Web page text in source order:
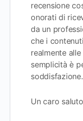
recensione
onorati di
da un
che i
realmente
semplicità è
soddisfazione.
Un caro